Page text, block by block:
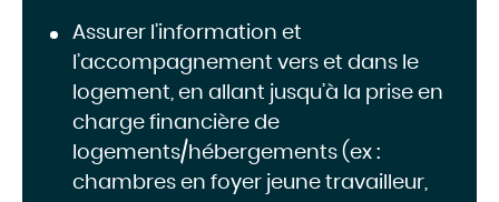
Assurer l’information et
l’accompagnement vers et dans le
logement, en allant jusqu’à la prise en
charge financière de
logements/hébergements (ex :
chambres en foyer jeune travailleur,